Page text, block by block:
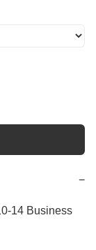
−
14 Business